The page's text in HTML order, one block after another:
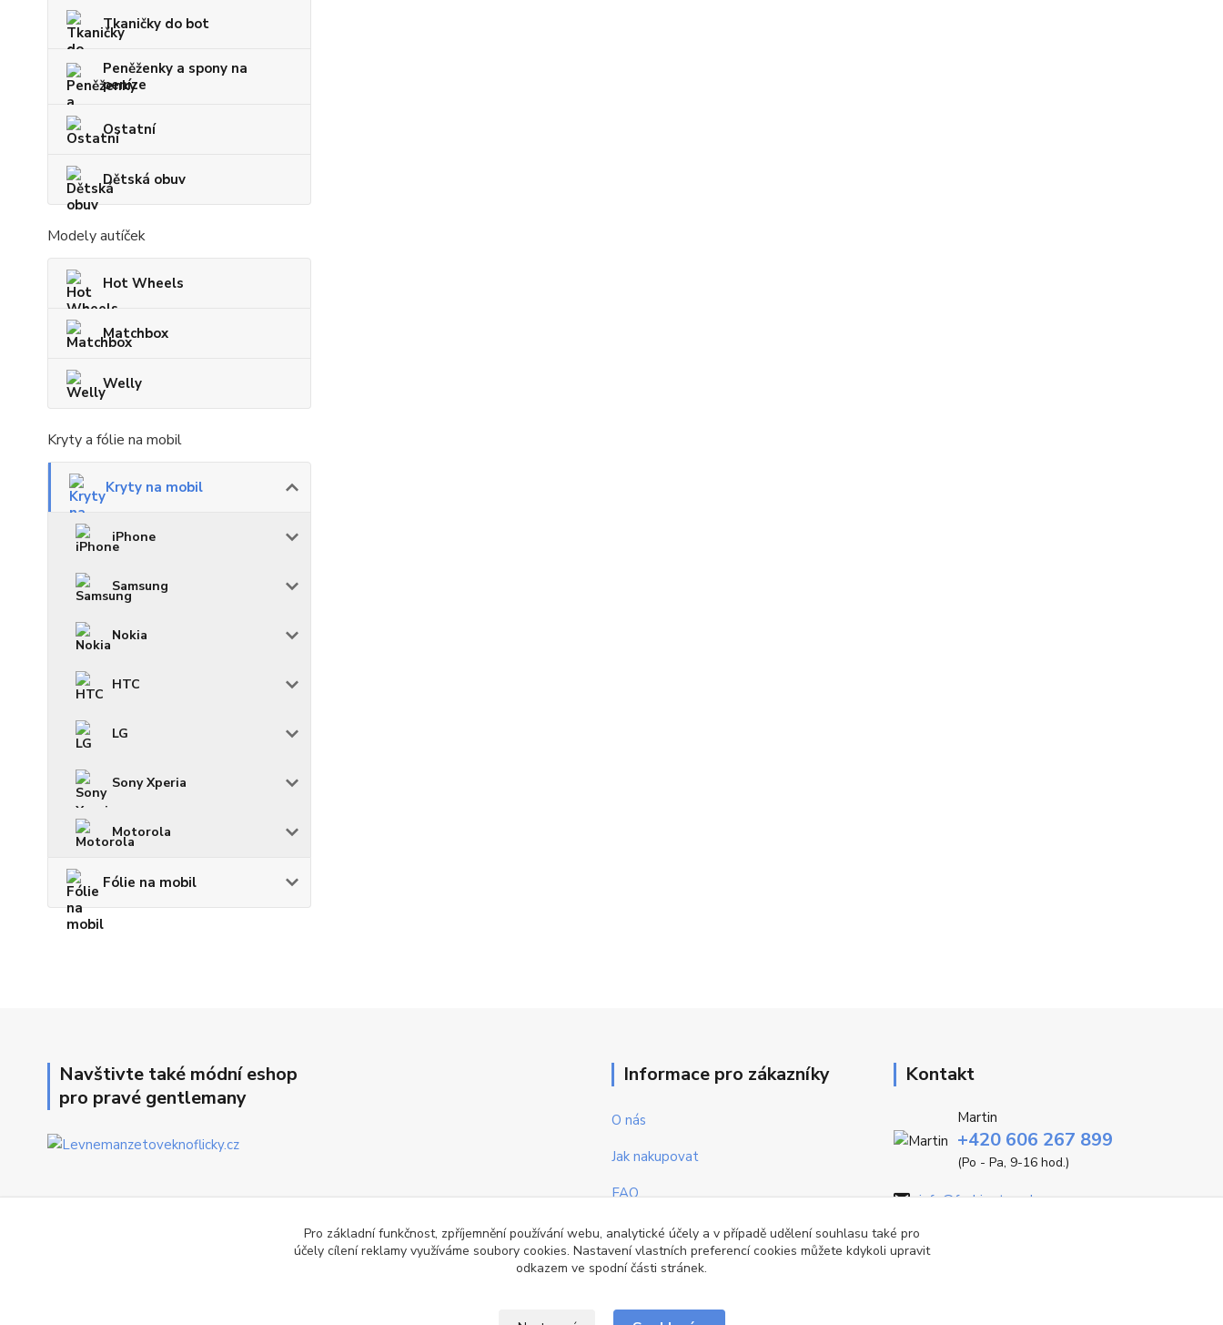
Tkaničky do bot
Peněženky a spony na
peníze
Ostatní
Dětská obuv
Modely autíček
Hot Wheels
Matchbox
Welly
Kryty a fólie na mobil
Kryty na mobil
iPhone
Samsung
Nokia
HTC
LG
Sony Xperia
Motorola
Fólie na mobil
Navštivte také módní eshop
pro pravé gentlemany
Informace pro zákazníky
O nás
Jak nakupovat
FAQ
Obchodní podmínky
Kontakty
Kontakt
Martin
+420 606 267 899
(Po - Pa, 9-16 hod.)
info@fashiontrend.cz
Pro základní funkčnost, zpříjemnění používání webu, analytické účely a v případě udělení souhlasu také pro
účely cílení reklamy využíváme soubory cookies. Nastavení vlastních preferencí cookies můžete kdykoli upravit
odkazem ve spodní části stránek.